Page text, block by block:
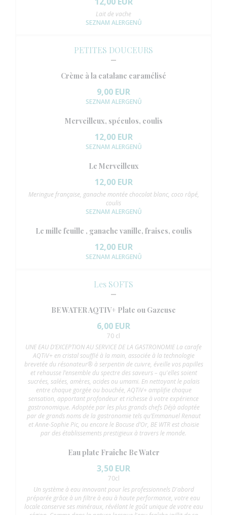
Lait de vache
SEZNAM ALERGENŮ
PETITES DOUCEURS
Crème à la catalane caramélisé
9,00 EUR
SEZNAM ALERGENŮ
Merveilleux, spéculos, coulis
12,00 EUR
SEZNAM ALERGENŮ
Le Merveilleux
12,00 EUR
Meringue française, ganache montée chocolat blanc, coco râpé,
coulis
SEZNAM ALERGENŮ
Le mille feuille , ganache vanille, fraises, coulis
12,00 EUR
SEZNAM ALERGENŮ
Les SOFTS
BE WATER AQTIV+ Plate ou Gazeuse
6,00 EUR
70 cl
UNE EAU D’EXCEPTION AU SERVICE DE LA GASTRONOMIE La carafe
AQTiV+ en cristal soufflé à la main, associée à la technologie
brevetée du résonateur® à serpentin de cuivre, éveille vos papilles
et rehausse l’ensemble du spectre des saveurs – qu'elles soient
sucrées, salées, amères, acides ou umami. En nettoyant le palais
entre chaque gorgée ou bouchée, AQTiV+ amplifie chaque
sensation, apportant profondeur et richesse à votre expérience
gastronomique. Adoptée par les plus grands chefs Déjà adoptée
par de grands noms de la gastronomie tels qu’Emmanuel Renaut
et Anne-Sophie Pic, ou encore le Bocuse d’Or, BE WTR est choisie
par des établissements prestigieux à travers le monde.
Eau plate Fraîche Be Water
3,50 EUR
70cl
Un système à eau innovant pour les professionnels D'abord
préparée grâce à un filtre à eau à haute performance, votre eau
locale conserve ses minéraux, révélant le goût unique de votre eau